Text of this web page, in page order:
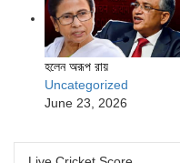
হলেন অরূপ রায়
Uncategorized
June 23, 2026